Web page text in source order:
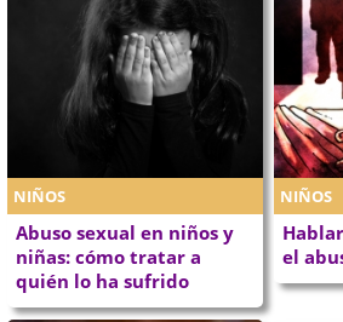
NIÑOS
Abuso sexual en niños y
niñas: cómo tratar a
quién lo ha sufrido
NIÑOS
el